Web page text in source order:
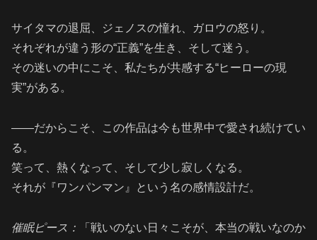
サイタマの退屈、ジェノスの憧れ、ガロウの怒り。
それぞれが違う形の“正義”を生き、そして迷う。
その迷いの中にこそ、私たちが共感する“ヒーローの現
実”がある。
――だからこそ、この作品は今も世界中で愛され続けてい
る。
笑って、熱くなって、そして少し寂しくなる。
それが『ワンパンマン』という名の感情設計だ。
催眠ピース：
「戦いのない日々こそが、本当の戦いなのか